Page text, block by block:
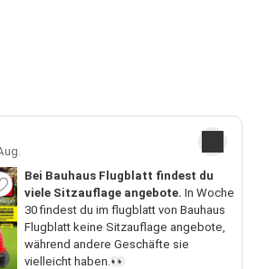
Bei Bauhaus Flugblatt findest du
viele Sitzauflage angebote. In Woche
30 findest du im flugblatt von Bauhaus
Flugblatt keine Sitzauflage angebote,
während andere Geschäfte sie
vielleicht haben.👀